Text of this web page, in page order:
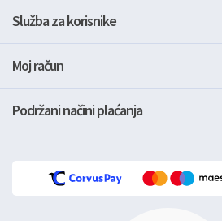
Služba za korisnike
Moj račun
Podržani načini plaćanja